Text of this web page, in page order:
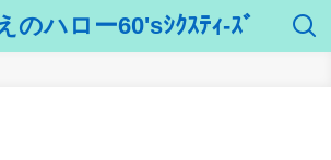
のハロー60'sｼｸｽﾃｨ-ｽﾞ